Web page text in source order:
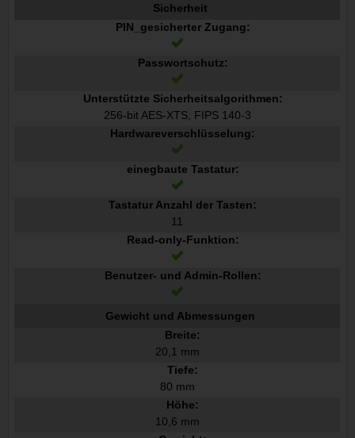
Sicherheit
PIN_gesicherter Zugang:
Passwortschutz:
Unterstützte Sicherheitsalgorithmen:
256-bit AES-XTS, FIPS 140-3
Hardwareverschlüsselung:
einegbaute Tastatur:
Tastatur Anzahl der Tasten:
11
Read-only-Funktion:
Benutzer- und Admin-Rollen:
Gewicht und Abmessungen
Breite:
20,1 mm
Tiefe:
80 mm
Höhe:
10,6 mm